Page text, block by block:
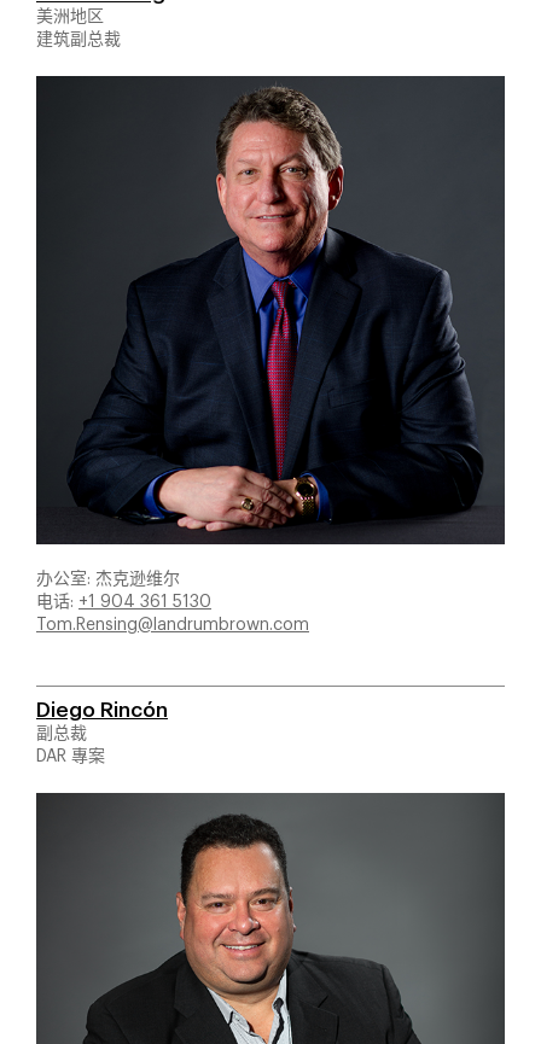
美洲地区
建筑副总裁
办公室: 杰克逊维尔
电话: +1 904 361 5130
Tom.Rensing@landrumbrown.com
Diego Rincón
副总裁
DAR 專案